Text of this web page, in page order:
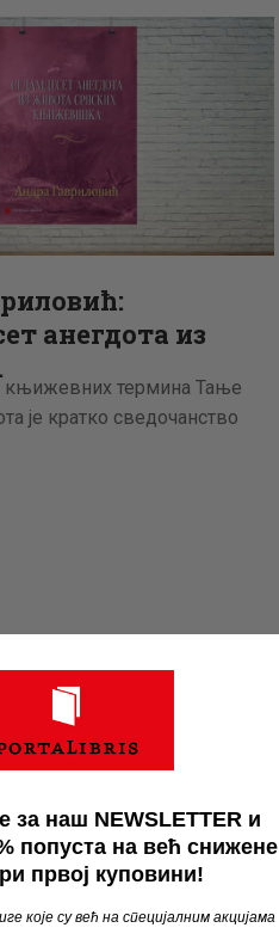
анегдота из
књижевних термина Тање
је кратко сведочанство
за наш NEWSLETTER и
попуста на већ снижене
првој куповини!
које су већ на специјалним акцијама